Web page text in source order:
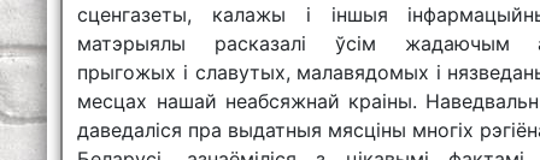
сценгазеты, калажы і іншыя
матэрыялы расказалі ўсім жадаючым
прыгожых і славутых, малавядомых і
месцах нашай неабсяжнай краіны.
даведаліся пра выдатныя мясціны многіх